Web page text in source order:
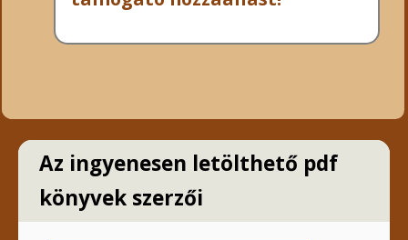
Az ingyenesen letölthető pdf
könyvek szerzői